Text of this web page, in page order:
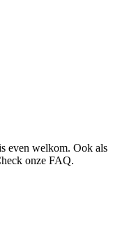
even welkom. Ook als
onze FAQ.